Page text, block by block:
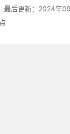
最后更新：2024年